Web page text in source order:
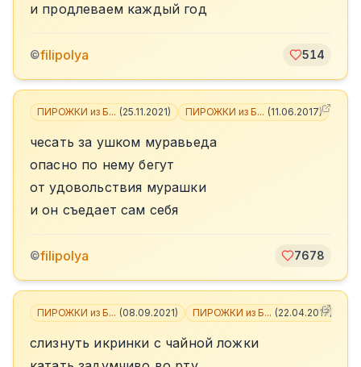
и продлеваем каждый год
©filipolya 514
ПИРОЖКИ из Б... (25.11.2021) ПИРОЖКИ из Б... (11.06.2017)
чесать за ушком муравьеда
опасно по нему бегут
от удовольствия мурашки
и он съедает сам себя
©filipolya 7678
ПИРОЖКИ из Б... (08.09.2021) ПИРОЖКИ из Б... (22.04.2017)
слизнуть икринки с чайной ложки